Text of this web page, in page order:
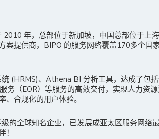
2010 年，总部位于新加坡，中国总部位于上
案提供商，BIPO 的服务网络覆盖170多个国
(HRMS)、Athena BI 分析工具，达成了包
服务（EOR）等服务的高效交付，实现人力资
、合规化的用户体验。
的全球知名企业，已发展成亚太区服务网络